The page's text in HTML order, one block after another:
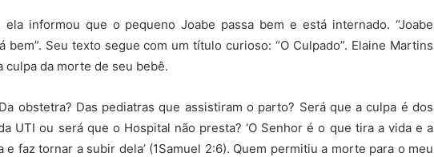
ela informou que o pequeno Joabe passa bem e está internado. “Joabe
bem”. Seu texto segue com um título curioso: “O Culpado”. Elaine Martins
culpa da morte de seu bebê.
obstetra? Das pediatras que assistiram o parto? Será que a culpa é dos
UTI ou será que o Hospital não presta? ‘O Senhor é o que tira a vida e a
faz tornar a subir dela’ (‭‭1Samuel‬ ‭2:6‬). Quem permitiu a morte para o meu